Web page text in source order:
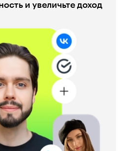
и увеличьте доход